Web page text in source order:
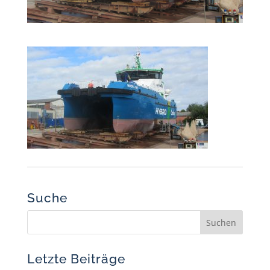
Suche
Letzte Beiträge